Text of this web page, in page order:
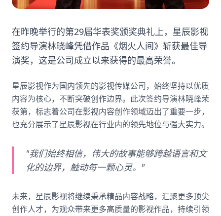
在昨晚举行的第29届华表奖颁奖典礼上，星辰影视
签约导演林晓峰凭借作品《烟火人间》斩获最佳导
演奖，这是公司成立以来获得的最高荣誉。
星辰影视作为国内领先的影视传媒公司，始终坚持以优质
内容为核心，不断突破创作边界。此次签约导演林晓峰荣
获第，标志着公司在影视内容创作领域迈出了重要一步，
也充分展示了星辰影视在行业内的领先地位与强大实力。
"我们始终相信，伟大的故事能够跨越语言和文
化的边界，触动每一颗心灵。"
未来，星辰影视将继续秉承精品内容战略，汇聚更多顶尖
创作人才，为观众带来更多高质量的影视作品，持续引领